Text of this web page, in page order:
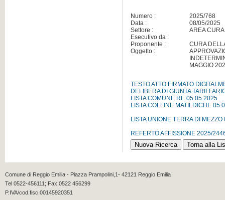
Numero :
2025/768
Data :
08/05/2025
Settore :
AREA
Esecutivo da :
Proponente :
CURA
Oggetto :
MAGGIO
TESTO ATTO FIRMATO
DELIBERA DI GIUNTA
LISTA COMUNE RE 05.05.2025
LISTA COLLINE MATILDICHE
LISTA UNIONE TERRA DI
REFERTO AFFISSIONE 2025/
Comune di Reggio Emilia - Piazza Prampolini,1- 42121 Reggio Emilia
Tel 0522-456111; Fax 0522 456299
P.IVA/cod.fisc.00145920351